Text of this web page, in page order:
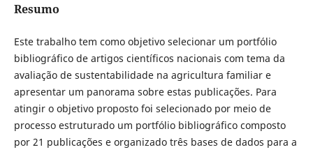
Resumo
Este trabalho tem como objetivo selecionar um portfólio
bibliográfico de artigos científicos nacionais com tema da
avaliação de sustentabilidade na agricultura familiar e
apresentar um panorama sobre estas publicações. Para
atingir o objetivo proposto foi selecionado por meio de
processo estruturado um portfólio bibliográfico composto
por 21 publicações e organizado três bases de dados para a